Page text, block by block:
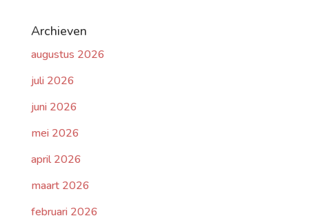
Archieven
augustus 2026
juli 2026
juni 2026
mei 2026
april 2026
maart 2026
februari 2026